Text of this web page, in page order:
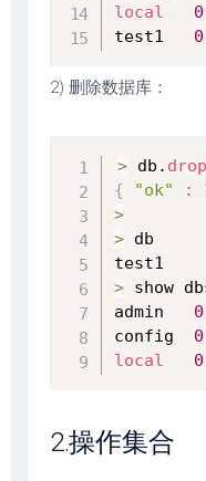
local
0
test1 0
2) 删除数据库：
> db.
{
"ok" :
>
> db
> show
admin 0
config 0
local
0
2.操作集合